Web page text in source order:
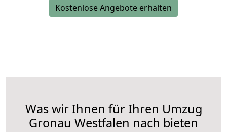
Kostenlose Angebote erhalten
Was wir Ihnen für Ihren Umzug
Gronau Westfalen nach bieten